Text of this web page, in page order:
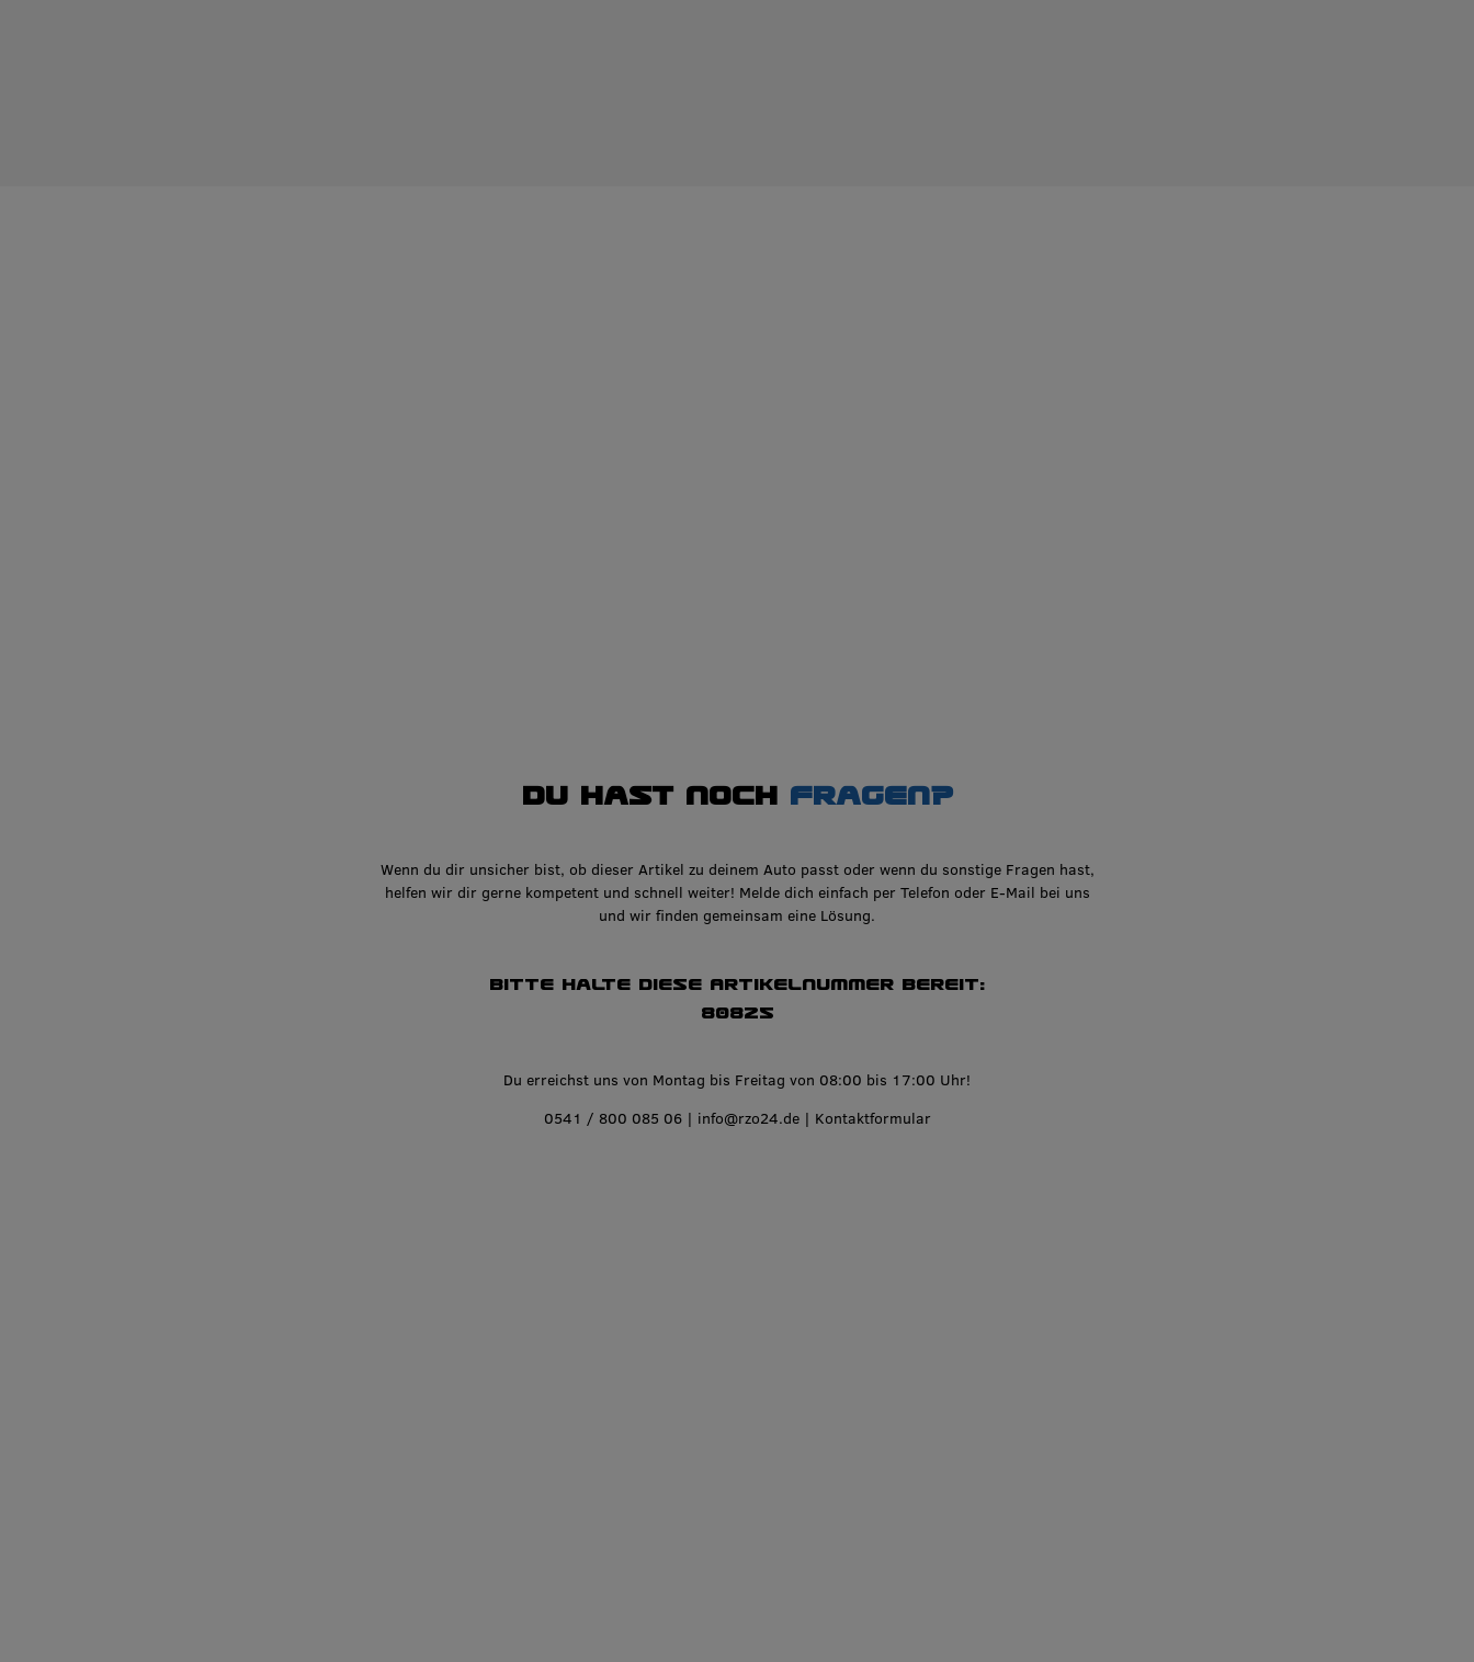
Du hast noch Fragen?
Wenn du dir unsicher bist, ob dieser Artikel zu deinem Auto passt oder wenn du sonstige Fragen hast,
helfen wir dir gerne kompetent und schnell weiter! Melde dich einfach per Telefon oder E-Mail bei uns
und wir finden gemeinsam eine Lösung.
Bitte halte diese Artikelnummer bereit:
80825
Du erreichst uns von Montag bis Freitag von 08:00 bis 17:00 Uhr!
0541 / 800 085 06| info@rzo24.de| Kontaktformular